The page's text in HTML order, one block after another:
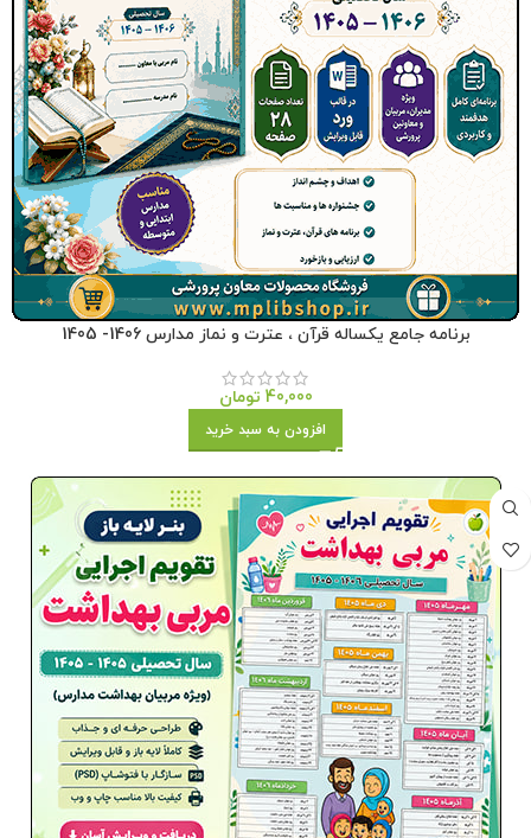
برنامه جامع یکساله قرآن ، عترت و نماز مدارس 1406- 1405
40,000 تومان
افزودن به سبد خرید